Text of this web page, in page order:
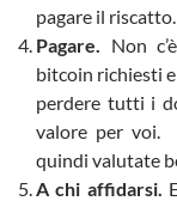
pagare il riscatto.
Pagare. Non
bitcoin richiesti
perdere tutti i
valore per voi.
quindi valutate
A chi affidarsi.